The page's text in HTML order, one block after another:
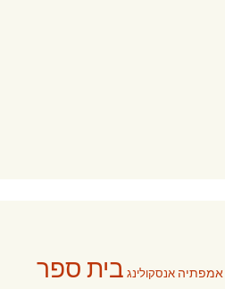
אמפתיה אנסקולינג בית ספר